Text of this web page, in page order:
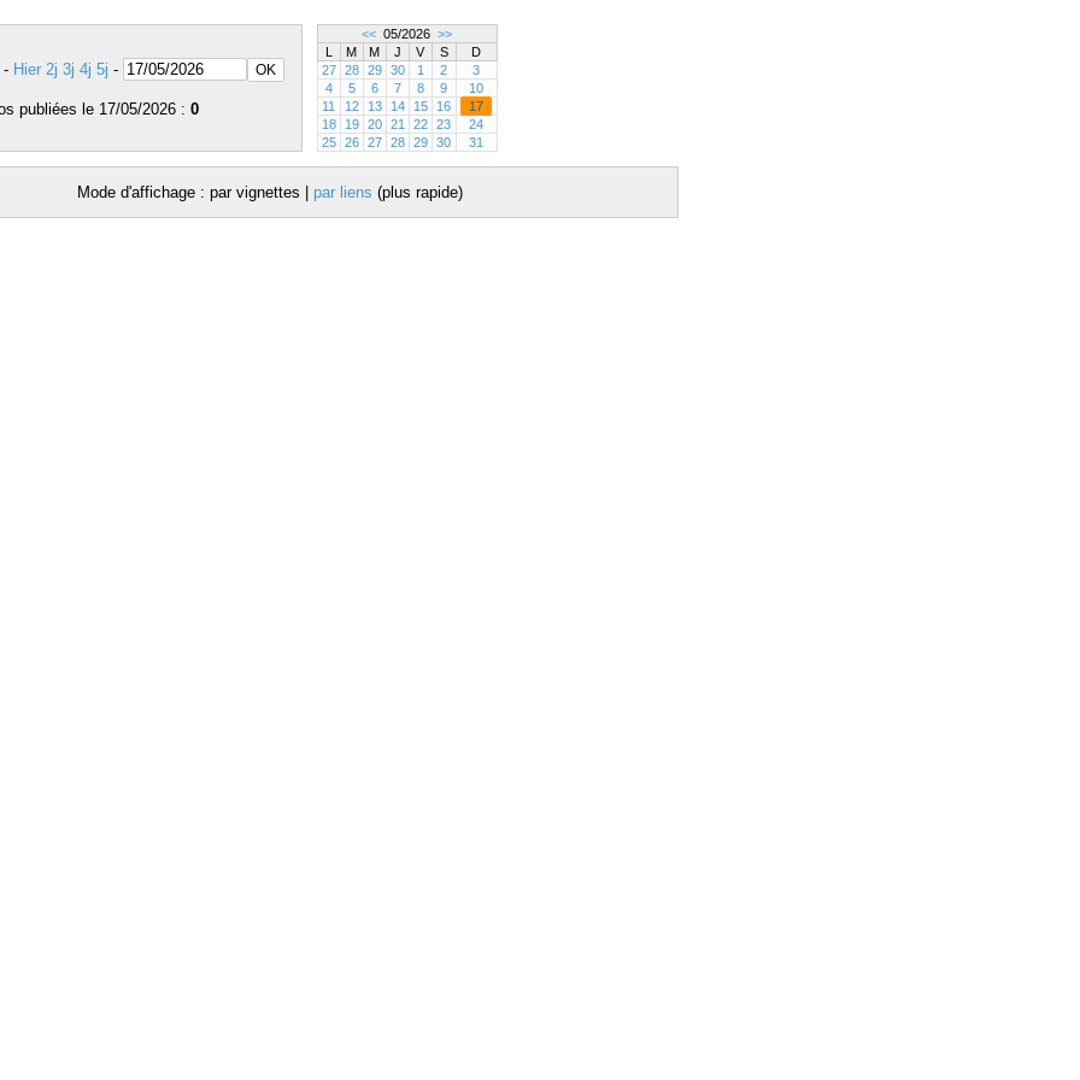
- Hier 2j 3j 4j 5j -
publiées le 17/05/2026 : 0
<< 05/2026 >>
L
M M J V S
D
27
28 29 30 1 2
3
4
5 6 7 8 9
10
11
12 13 14 15 16
17
18
19 20 21 22 23
24
25
26 27 28 29 30 31
Mode d'affichage : par vignettes | par liens (plus rapide)